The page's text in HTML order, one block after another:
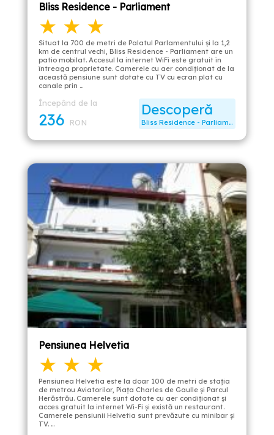
Bliss Residence - Parliament
★ ★ ★
Situat la 700 de metri de Palatul Parlamentului şi la 1,2
km de centrul vechi, Bliss Residence - Parliament are un
patio mobilat. Accesul la internet WiFi este gratuit în
întreaga proprietate. Camerele cu aer condiţionat de la
această pensiune sunt dotate cu TV cu ecran plat cu
canale prin …
Descoperă
Bliss Residence - Parliament
Începând de la
236 RON
Pensiunea Helvetia
★ ★ ★
Pensiunea Helvetia este la doar 100 de metri de staţia
de metrou Aviatorilor, Piaţa Charles de Gaulle şi Parcul
Herăstrău. Camerele sunt dotate cu aer condiţionat şi
acces gratuit la internet Wi-Fi şi există un restaurant.
Camerele pensiunii Helvetia sunt prevăzute cu minibar şi
TV. …